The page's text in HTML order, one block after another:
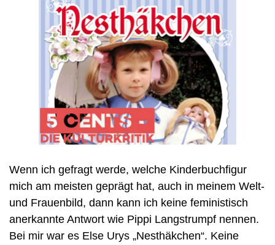
Wenn ich gefragt werde, welche Kinderbuchfigur
mich am meisten geprägt hat, auch in meinem Welt-
und Frauenbild, dann kann ich keine feministisch
anerkannte Antwort wie Pippi Langstrumpf nennen.
Bei mir war es Else Urys „Nesthäkchen“. Keine